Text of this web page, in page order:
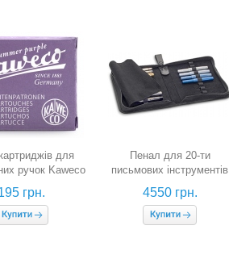
для
ручок Kaweco
кольору, 6
шт.)грн.
Пенал для 20-ти
письмових інструментів
Kaweco (А5, чорний,
шкіра)
4550 грн.